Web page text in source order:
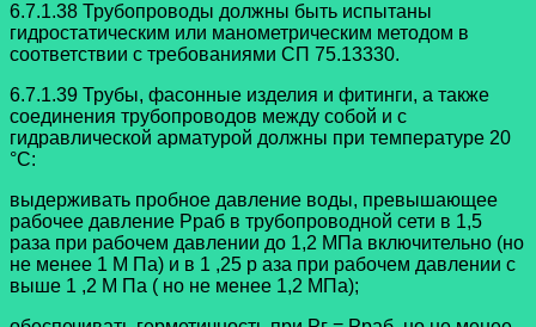
6.7.1.38 Трубопроводы должны быть испытаны
гидростатическим или манометрическим методом в
соответствии с требованиями СП 75.13330.
6.7.1.39 Трубы, фасонные изделия и фитинги, а также
соединения трубопроводов между собой и с
гидравлической арматурой должны при температуре 20
°C:
выдерживать пробное давление воды, превышающее
рабочее давление Pраб в трубопроводной сети в 1,5
раза при рабочем давлении до 1,2 МПа включительно (но
не менее 1 М Па) и в 1 ,25 р аза при рабочем давлении с
выше 1 ,2 М Па ( но не менее 1,2 МПа);